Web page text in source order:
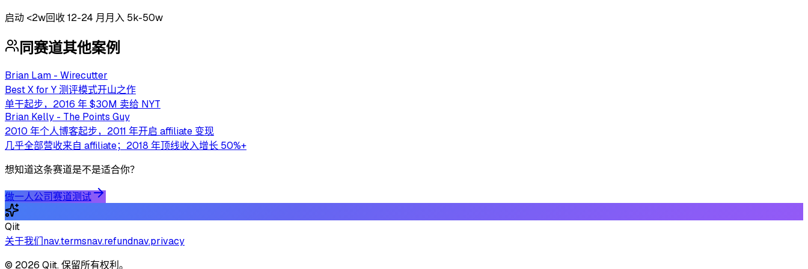
启动 <2w回收12-24 月 月入 5k-50w
同赛道其他案例
Brian Lam - Wirecutter
Best X for Y 测评模式开山之作
单干起步，2016 年 $30M 卖给 NYT
Brian Kelly - The Points Guy
2010 年个人博客起步，2011 年开启 affiliate 变现
几乎全部营收来自 affiliate；2018 年顶线收入增长 50%+
想知道这条赛道是不是适合你？
做一人公司赛道测试
Qiit
关于我们nav.termsnav.refundnav.privacy
© 2026 Qiit. 保留所有权利。